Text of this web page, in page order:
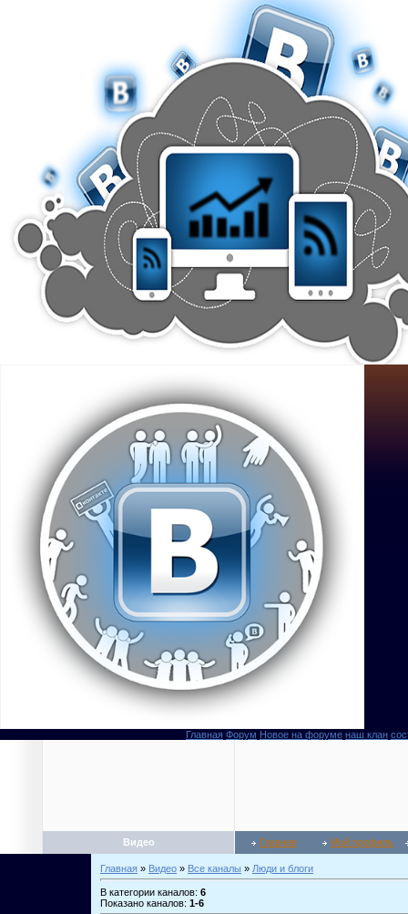
Главная Форум Новое на форуме наш клан
Видео Главная Мой профиль
Главная » Видео » Все каналы » Люди и блоги
В категории каналов: 6
Показано каналов: 1-6